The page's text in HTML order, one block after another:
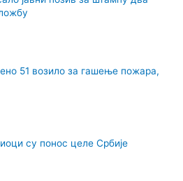
51 возило за гашење пожара,
су понос целе Србије